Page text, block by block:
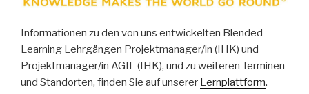
Informationen zu den von uns entwickelten Blended
Learning Lehrgängen Projektmanager/in (IHK) und
Projektmanager/in AGIL (IHK), und zu weiteren Terminen
und Standorten, finden Sie auf unserer Lernplattform.